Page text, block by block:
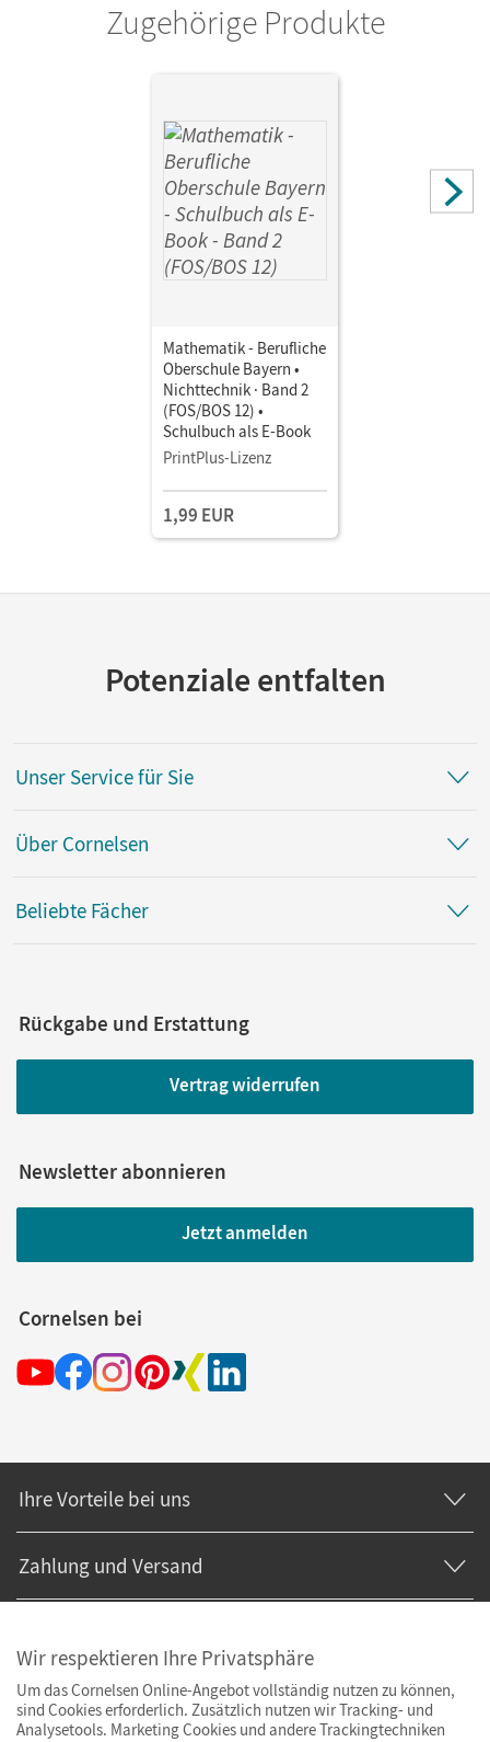
Roßmann, FranzZugehörige Produkte
Mathematik - Berufliche
Oberschule Bayern •
Nichttechnik · Band 2
(FOS/BOS 12) •
Schulbuch als E-Book
PrintPlus-Lizenz
1,99 EUR
Potenziale entfalten
Unser Service für Sie
Über Cornelsen
Beliebte Fächer
Rückgabe und Erstattung
Vertrag widerrufen
Newsletter abonnieren
Jetzt anmelden
Cornelsen bei
Ihre Vorteile bei uns
Zahlung und Versand
Wir respektieren Ihre Privatsphäre
Um das Cornelsen Online-Angebot vollständig nutzen zu können,
sind Cookies erforderlich. Zusätzlich nutzen wir Tracking- und
Analysetools. Marketing Cookies und andere Trackingtechniken